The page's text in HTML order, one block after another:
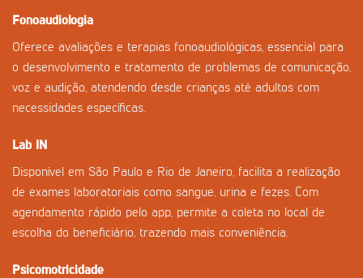
Fonoaudiologia
Oferece avaliações e terapias fonoaudiológicas, essencial para
o desenvolvimento e tratamento de problemas de comunicação,
voz e audição, atendendo desde crianças até adultos com
necessidades específicas.
Lab IN
Disponível em São Paulo e Rio de Janeiro, facilita a realização
de exames laboratoriais como sangue, urina e fezes. Com
agendamento rápido pelo app, permite a coleta no local de
escolha do beneficiário, trazendo mais conveniência.
Psicomotricidade